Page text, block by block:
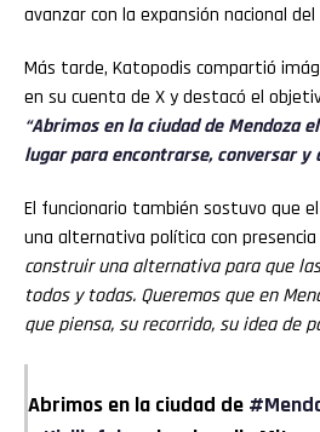
avanzar con la expansión nacional del
Más tarde, Katopodis compartió
en su cuenta de X y destacó el
“Abrimos en la ciudad de Mendoza
lugar para encontrarse, conversar y
El funcionario también sostuvo que
una alternativa política con
construir una alternativa para que
todos y todas. Queremos que en
que piensa, su recorrido, su idea de
Abrimos en la ciudad de